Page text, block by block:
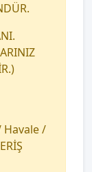
Havale /